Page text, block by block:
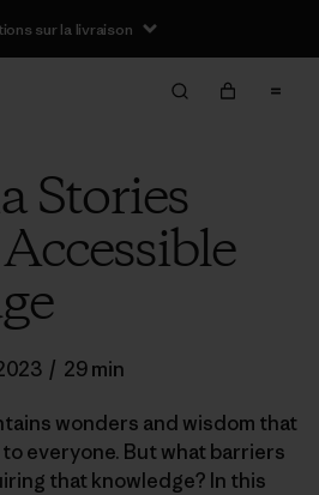
sur la livraison
Stories
/ 29 min
wonders and wisdom that
everyone. But what barriers
that knowledge? In this